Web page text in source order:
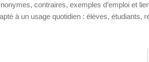
contraires, exemples d’emploi et
à un usage quotidien : élèves, étudiants,